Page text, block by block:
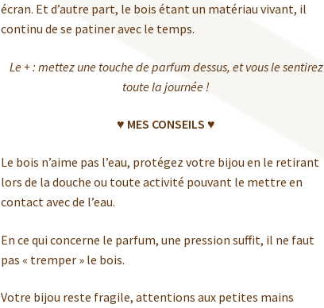
écran. Et d’autre part, le bois étant un matériau vivant, il
continu de se patiner avec le temps.
Le + : mettez une touche de parfum dessus, et vous le sentirez
toute la journée !
♥ MES CONSEILS ♥
Le bois n’aime pas l’eau, protégez votre bijou en le retirant
lors de la douche ou toute activité pouvant le mettre en
contact avec de l’eau.
En ce qui concerne le parfum, une pression suffit, il ne faut
pas « tremper » le bois.
Votre bijou reste fragile, attentions aux petites mains